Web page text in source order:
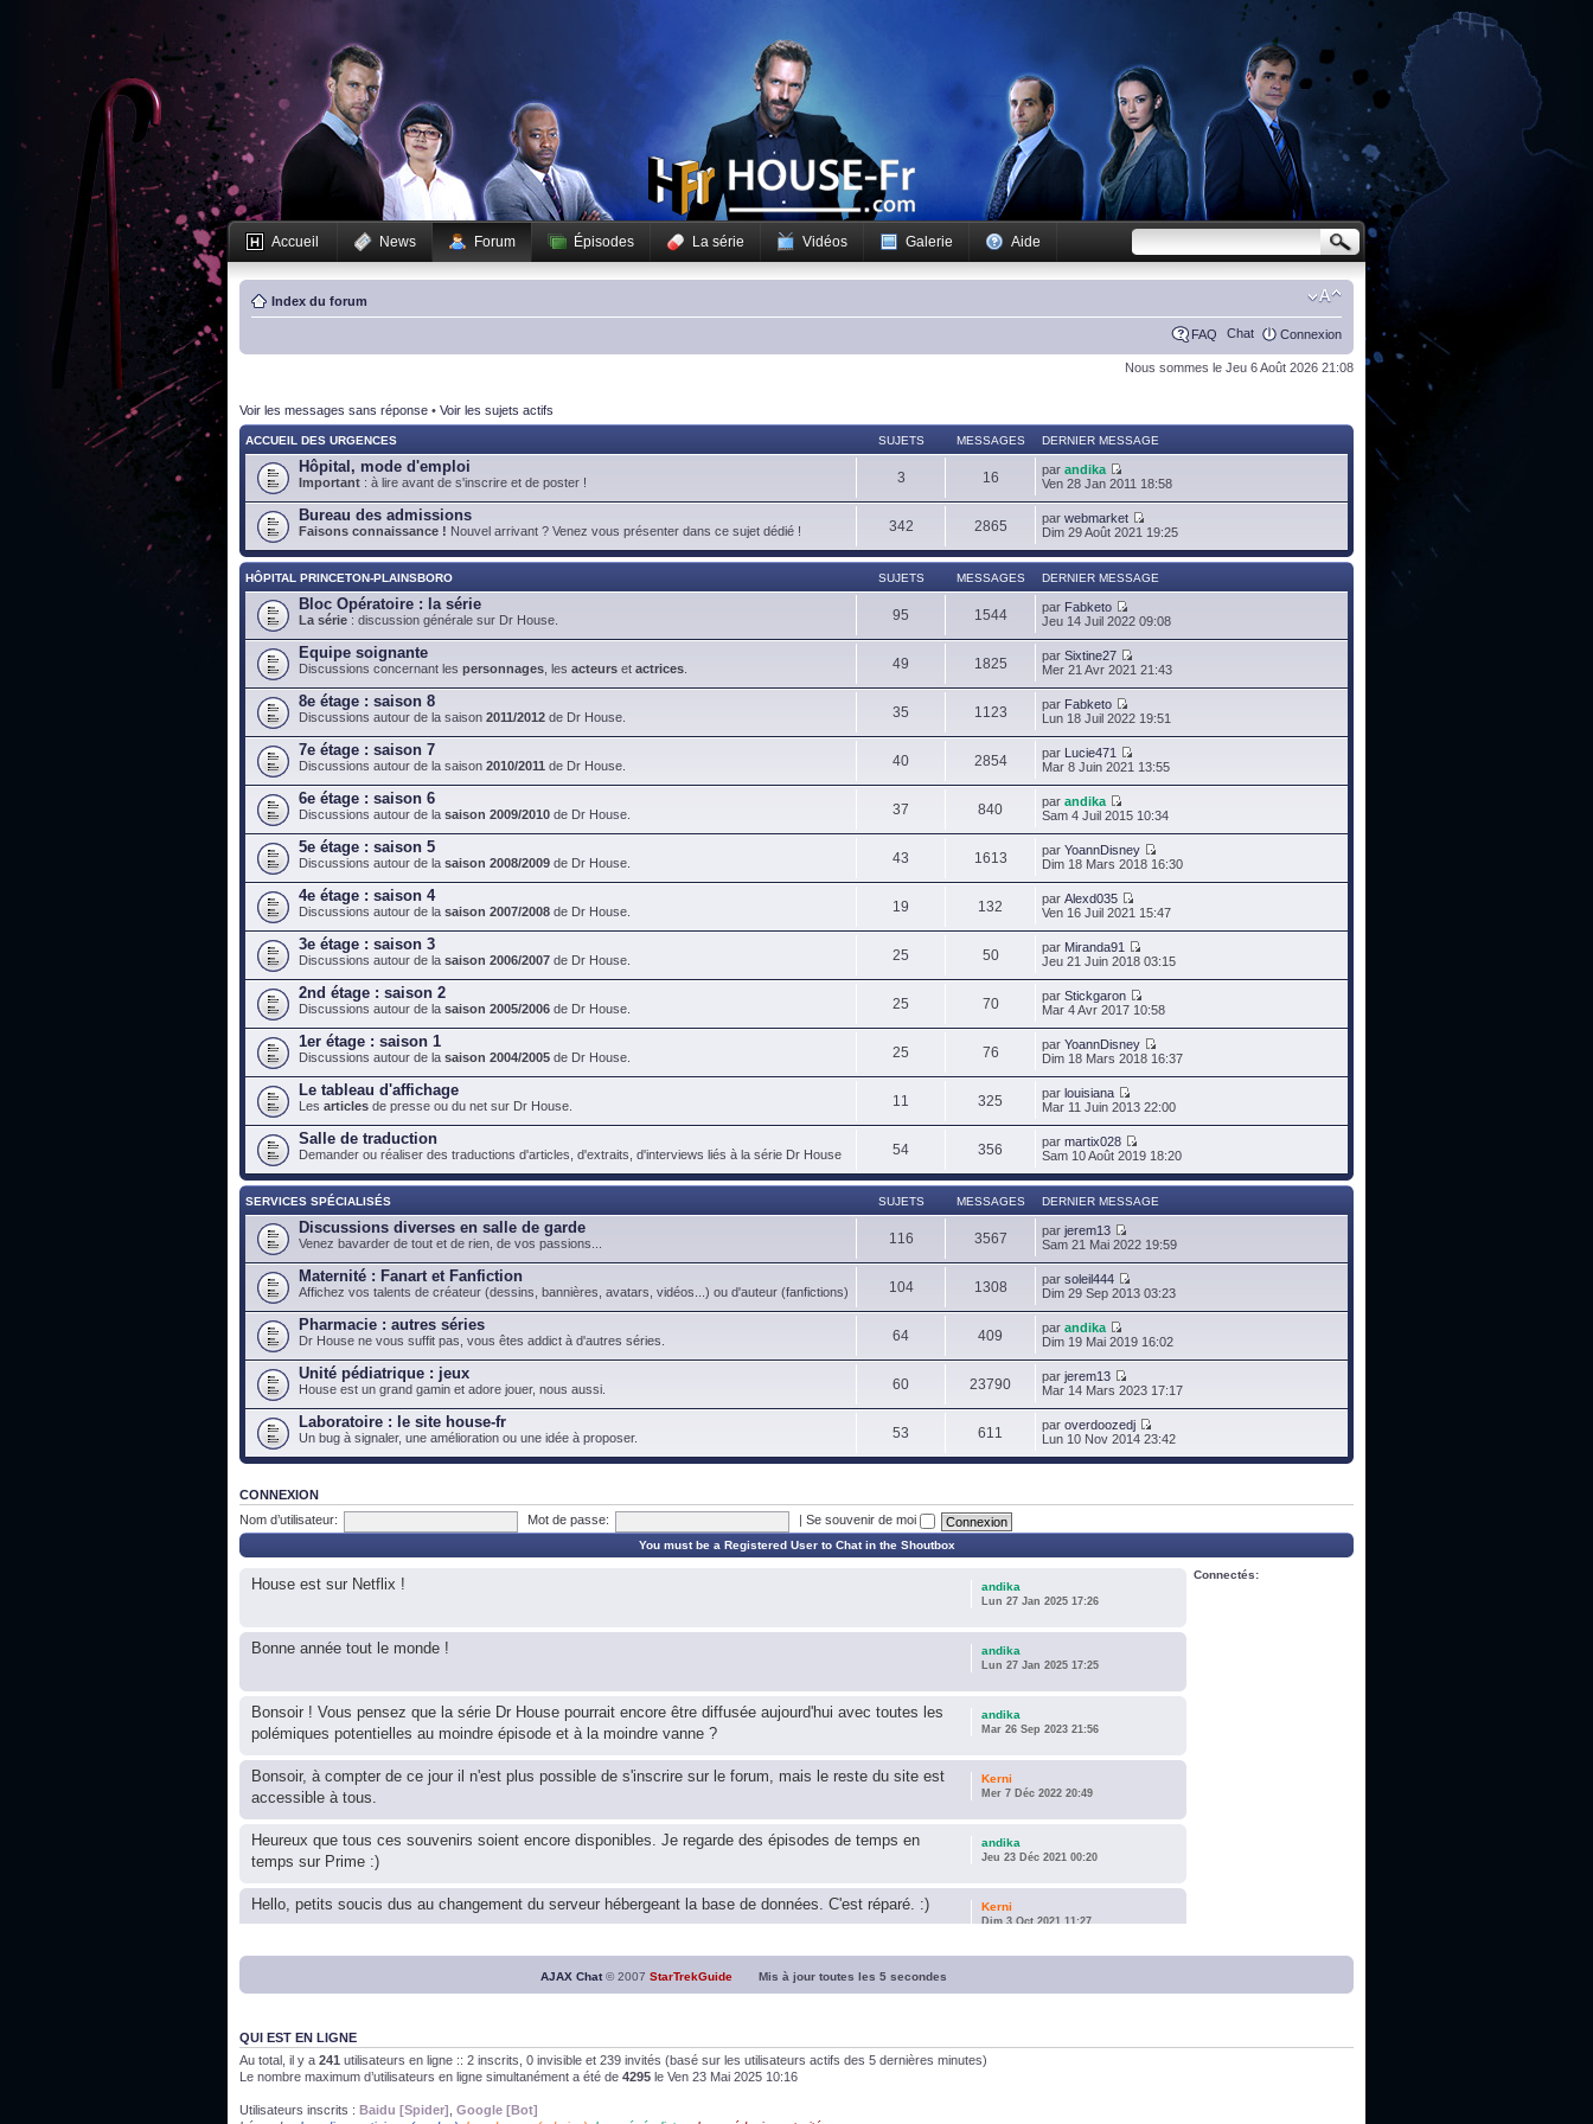
Accueil News Forum Épisodes La série Vidéos Galerie Aide
Index du forum
FAQ Chat Connexion
Nous sommes le Jeu 6 Août 2026 21:08
Voir les messages sans réponse • Voir les sujets actifs
ACCUEIL DES URGENCES SUJETS MESSAGES DERNIER MESSAGE
Hôpital, mode d'emploi
Important : à lire avant de s'inscrire et de poster ! 3 16 par andika
Ven 28 Jan 2011 18:58
Bureau des admissions
Faisons connaissance ! Nouvel arrivant ? Venez vous présenter dans ce sujet dédié ! 342 2865 par webmarket
Dim 29 Août 2021 19:25
HÔPITAL PRINCETON-PLAINSBORO SUJETS MESSAGES DERNIER MESSAGE
Bloc Opératoire : la série
La série : discussion générale sur Dr House. 95 1544 par Fabketo
Jeu 14 Juil 2022 09:08
Equipe soignante
Discussions concernant les personnages , les acteurs et actrices 49 1825 par Sixtine27
Mer 21 Avr 2021 21:43
8e étage : saison 8
Discussions autour de la saison 2011/2012 de Dr House. 35 1123 par Fabketo
Lun 18 Juil 2022 19:51
7e étage : saison 7
Discussions autour de la saison 2010/2011 de Dr House. 40 2854 par Lucie471
Mar 8 Juin 2021 13:55
6e étage : saison 6
Discussions autour de la saison 2009/2010 de Dr House. 37 840 par andika
Sam 4 Juil 2015 10:34
5e étage : saison 5
Discussions autour de la saison 2008/2009 de Dr House. 43 1613 par YoannDisney
Dim 18 Mars 2018 16:30
4e étage : saison 4
Discussions autour de la saison 2007/2008 de Dr House. 19 132 par Alexd035
Ven 16 Juil 2021 15:47
3e étage : saison 3
Discussions autour de la saison 2006/2007 de Dr House. 25 50 par Miranda91
Jeu 21 Juin 2018 03:15
2nd étage : saison 2
Discussions autour de la saison 2005/2006 de Dr House. 25 70 par Stickgaron
Mar 4 Avr 2017 10:58
1er étage : saison 1
Discussions autour de la saison 2004/2005 de Dr House. 25 76 par YoannDisney
Dim 18 Mars 2018 16:37
Le tableau d'affichage
Les articles de presse ou du net sur Dr House. 11 325 par louisiana
Mar 11 Juin 2013 22:00
Salle de traduction
Demander ou réaliser des traductions d'articles, d'extraits, d'interviews liés à la série Dr House 54 356 par martix028
Sam 10 Août 2019 18:20
SERVICES SPÉCIALISÉS SUJETS MESSAGES DERNIER MESSAGE
Discussions diverses en salle de garde
Venez bavarder de tout et de rien, de vos passions... 116 3567 par jerem13
Sam 21 Mai 2022 19:59
Maternité : Fanart et Fanfiction
Affichez vos talents de créateur (dessins, bannières, avatars, vidéos...) ou d'auteur (fanfictions) 104 1308 par soleil444
Dim 29 Sep 2013 03:23
Pharmacie : autres séries
Dr House ne vous suffit pas, vous êtes addict à d'autres séries. 64 409 par andika
Dim 19 Mai 2019 16:02
Unité pédiatrique : jeux
House est un grand gamin et adore jouer, nous aussi. 60 23790 par jerem13
Mar 14 Mars 2023 17:17
Laboratoire : le site house-fr
Un bug à signaler, une amélioration ou une idée à proposer. 53 611 par overdoozedj
Lun 10 Nov 2014 23:42
CONNEXION
Nom d’utilisateur:
Mot de passe: Se souvenir de moi
You must be a Registered User to Chat in the Shoutbox
House est sur Netflix ! andika
Lun 27 Jan 2025 17:26
Bonne année tout le monde ! andika
Lun 27 Jan 2025 17:25
Bonsoir ! Vous pensez que la série Dr House pourrait encore être diffusée aujourd'hui avec toutes les
polémiques potentielles au moindre épisode et à la moindre vanne ?
andika
Mar 26 Sep 2023 21:56
Bonsoir, à compter de ce jour il n'est plus possible de s'inscrire sur le forum, mais le reste du site est
accessible à tous.
Kerni
Mer 7 Déc 2022 20:49
Heureux que tous ces souvenirs soient encore disponibles. Je regarde des épisodes de temps en
temps sur Prime :)
andika
Jeu 23 Déc 2021 00:20
Hello, petits soucis dus au changement du serveur hébergeant la base de données. C'est réparé. :) Kerni
Dim 3 Oct 2021 11:27
Bon, 2020, ça n'a pas trop marché. JE vous souhaite une année 2021 plus belle que 2020 !
J'ai l'impression que nous n'avons pas fait les survivor des épisodes issus des saisons 6; 7 et 8 !
Dim 26 Avr 2020 14:19
Connectés:
AJAX Chat© 2007 StarTrekGuide Mis à jour toutes les 5 secondes
QUI EST EN LIGNE
Au total, il y a 241 utilisateurs en ligne :: 2 inscrits, 0 invisible et 239 invités (basé sur les utilisateurs actifs des 5 dernières minutes)
Le nombre maximum d’utilisateurs en ligne simultanément a été de 4295 le Ven 23 Mai 2025 10:16
Utilisateurs inscrits : Baidu [Spider] Google [Bot]